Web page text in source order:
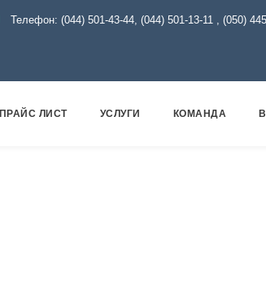
Телефон: (044) 501-43-44, (044) 501-13-11 , (050)
ПРАЙС ЛИСТ УСЛУГИ КОМАНДА